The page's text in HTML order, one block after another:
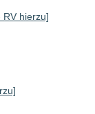
RV hierzu]